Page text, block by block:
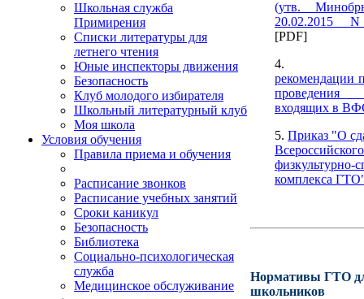
Школьная служба
Примирения
Списки литературы для
летнего чтения
Юные инспекторы движения
Безопасность
Клуб молодого избирателя
Школьный литературный клуб
Моя школа
Условия обучения
Правила приема и обучения
Расписание звонков
Расписание учебных занятий
Сроки каникул
Безопасность
Библиотека
Социально-психологическая
служба
Медицинское обслуживание
(утв.
20.02.2015
[PDF]
рекомендации
входящих в
5. Приказ "О
Всероссийского
физкультурно-
комплекса
Нормативы ГТО
школьников